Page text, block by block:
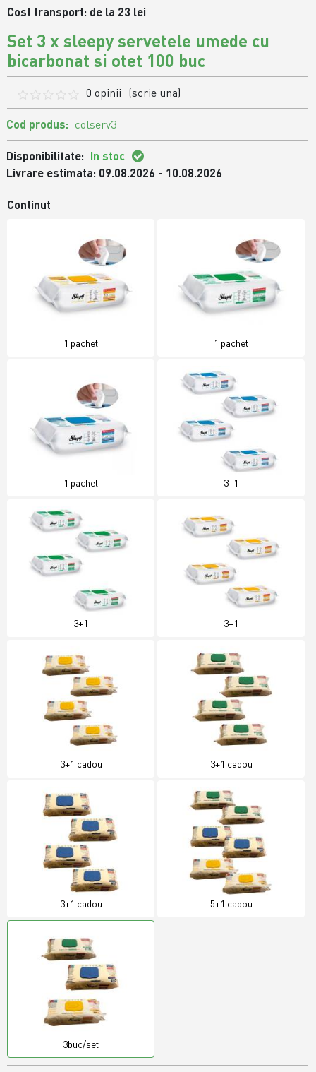
Cost transport: de la 23 lei
Set 3 x sleepy servetele umede cu
bicarbonat si otet 100 buc
0 opinii (scrie una)
Cod produs: colserv3
Disponibilitate: In stoc
Livrare estimata: 09.08.2026 - 10.08.2026
Continut
1 pachet 1 pachet
1 pachet 3+1
3+1 3+1
3+1 cadou 3+1 cadou
3+1 cadou 5+1 cadou
3buc/set